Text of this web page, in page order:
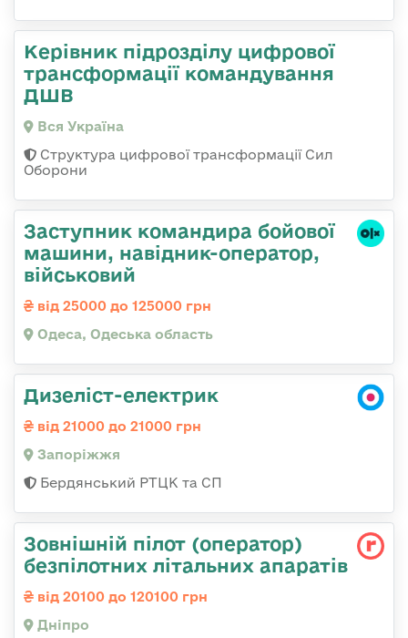
Керівник підрозділу цифрової
трансформації командування
ДШВ
Вся Україна
Структура цифрової трансформації Сил
Оборони
Заступник командиpа бойової
машини, навідник-оператор,
військовий
від 25000 до 125000 грн
Одеса, Одеська область
Дизеліст-електрик
від 21000 до 21000 грн
Запоріжжя
Бердянський РТЦК та СП
Зовнішній пілот (оператор)
безпілотних літальних апаратів
від 20100 до 120100 грн
Дніпро